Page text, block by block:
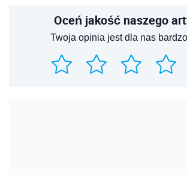
Oceń jakość naszego
Twoja opinia jest dla nas